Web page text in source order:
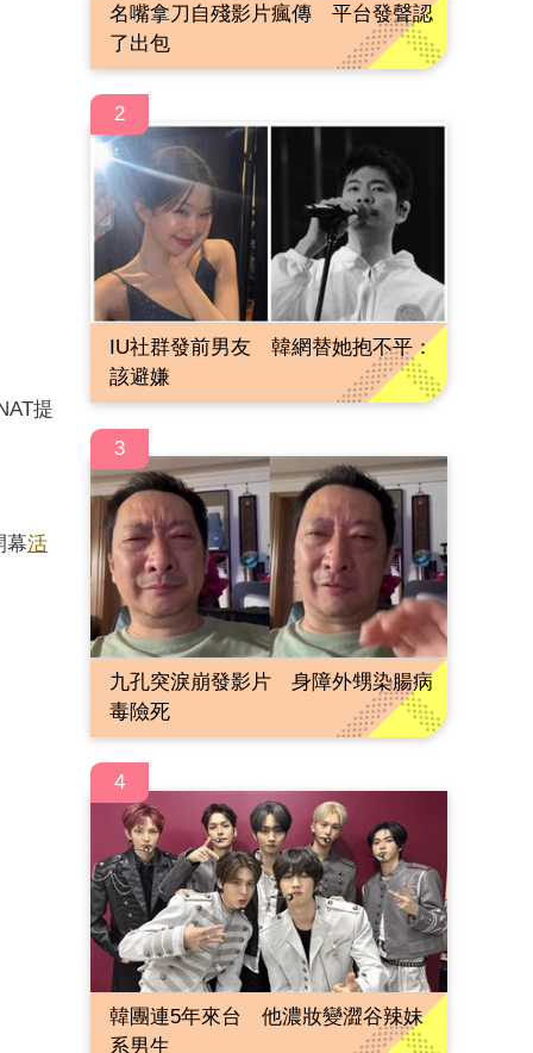
提
幕活
名嘴拿刀自殘影片瘋傳 平台發聲認
了出包
2
IU社群發前男友 韓網替她抱不平：
該避嫌
3
九孔突淚崩發影片 身障外甥染腸病
毒險死
4
韓團連5年來台 他濃妝變澀谷辣妹
系男生